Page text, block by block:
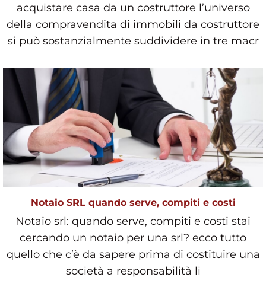
acquistare casa da un costruttore l’universo
della compravendita di immobili da costruttore
si può sostanzialmente suddividere in tre macr
Notaio SRL quando serve, compiti e costi
Notaio srl: quando serve, compiti e costi stai
cercando un notaio per una srl? ecco tutto
quello che c’è da sapere prima di costituire una
società a responsabilità li